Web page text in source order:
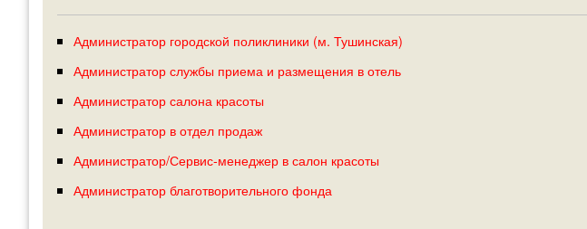
Администратор городской поликлиники (м. Тушинская)
Администратор службы приема и размещения в отель
Администратор салона красоты
Администратор в отдел продаж
Администратор/Сервис-менеджер в салон красоты
Администратор благотворительного фонда